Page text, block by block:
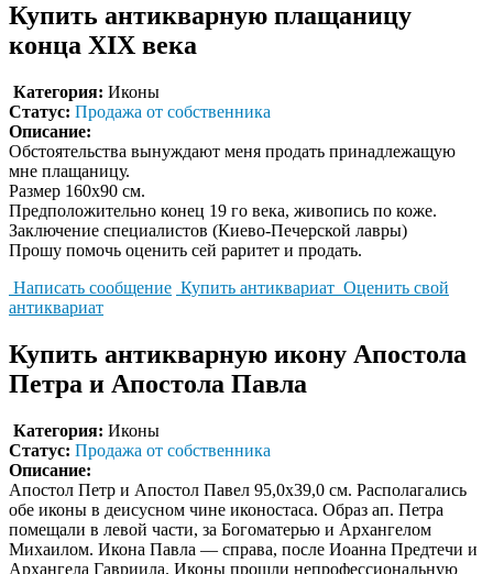
Купить антикварную плащаницу
конца XIX века
Категория: Иконы
Статус: Продажа от собственника
Описание:
Обстоятельства вынуждают меня продать принадлежащую
мне плащаницу.
Размер 160х90 см.
Предположительно конец 19 го века, живопись по коже.
Заключение специалистов (Киево-Печерской лавры)
Прошу помочь оценить сей раритет и продать.
Написать сообщение Купить антиквариат Оценить свой
антиквариат
Купить антикварную икону Апостола
Петра и Апостола Павла
Категория: Иконы
Статус: Продажа от собственника
Описание:
Апостол Петр и Апостол Павел 95,0х39,0 см. Располагались
обе иконы в деисусном чине иконостаса. Образ ап. Петра
помещали в левой части, за Богоматерью и Архангелом
Михаилом. Икона Павла — справа, после Иоанна Предтечи и
Архангела Гавриила. Иконы прошли непрофессиональную